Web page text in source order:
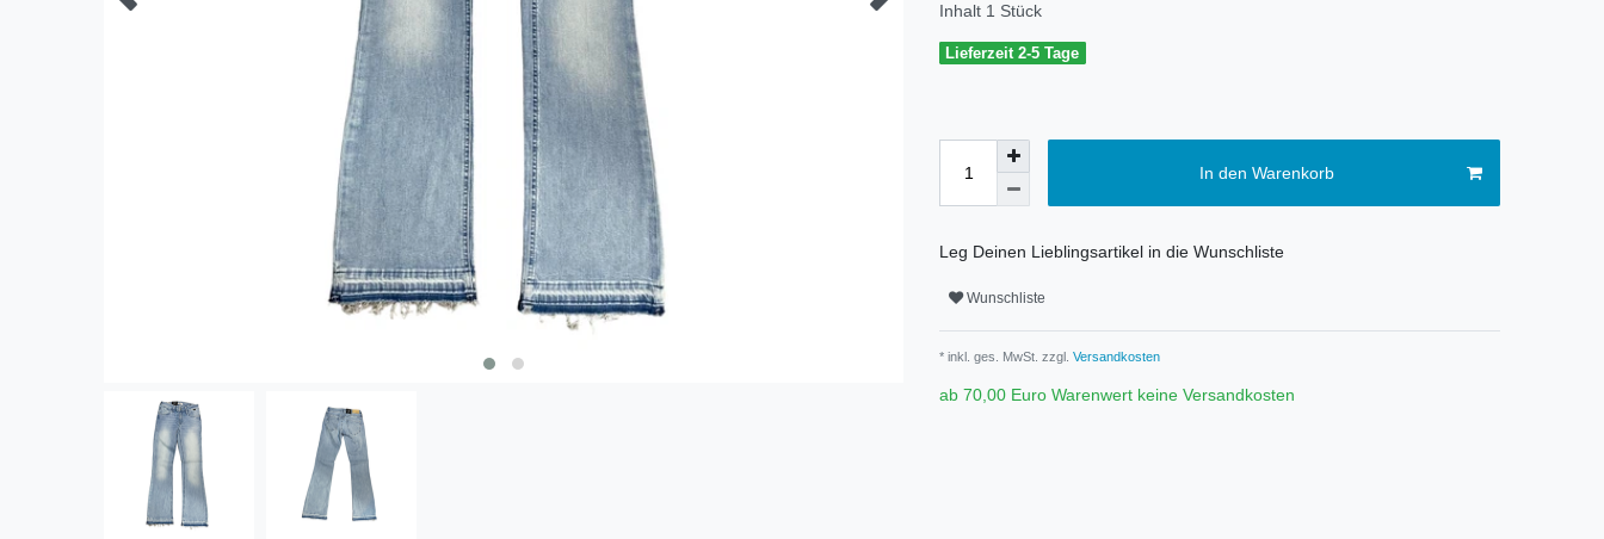
Inhalt 1 Stück
Lieferzeit 2-5 Tage
In den Warenkorb
Leg Deinen Lieblingsartikel in die Wunschliste
Wunschliste
* inkl. ges. MwSt. zzgl. Versandkosten
ab 70,00 Euro Warenwert keine Versandkosten